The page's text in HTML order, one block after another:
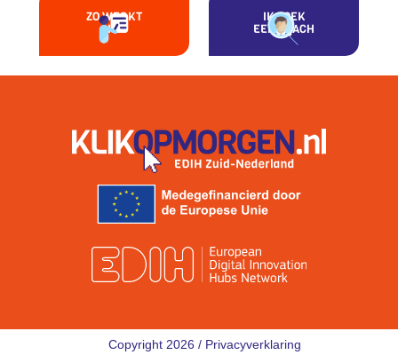
ZO WERKT
HET
IK ZOEK
EEN COACH
Copyright 2026 / Privacyverklaring